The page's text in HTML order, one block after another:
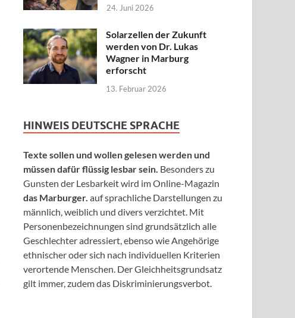
24. Juni 2026
Solarzellen der Zukunft
werden von Dr. Lukas
Wagner in Marburg
erforscht
13. Februar 2026
HINWEIS DEUTSCHE SPRACHE
Texte sollen und wollen gelesen werden und
müssen dafür flüssig lesbar sein. Besonders zu
Gunsten der Lesbarkeit wird im Online-Magazin
das Marburger. auf sprachliche Darstellungen zu
männlich, weiblich und divers verzichtet. Mit
Personenbezeichnungen sind grundsätzlich alle
Geschlechter adressiert, ebenso wie Angehörige
ethnischer oder sich nach individuellen Kriterien
verortende Menschen. Der Gleichheitsgrundsatz
gilt immer, zudem das Diskriminierungsverbot.